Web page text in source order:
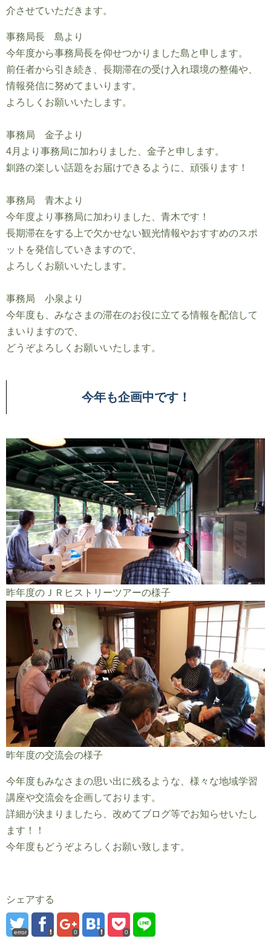
介させていただきます。
事務局長 島より
今年度から事務局長を仰せつかりました島と申します。
前任者から引き続き、長期滞在の受け入れ環境の整備や、
情報発信に努めてまいります。
よろしくお願いいたします。
事務局 金子より
4月より事務局に加わりました、金子と申します。
釧路の楽しい話題をお届けできるように、頑張ります！
事務局 青木より
今年度より事務局に加わりました、青木です！
長期滞在をする上で欠かせない観光情報やおすすめのスポ
ットを発信していきますので、
よろしくお願いいたします。
事務局 小泉より
今年度も、みなさまの滞在のお役に立てる情報を配信して
まいりますので、
どうぞよろしくお願いいたします。
今年も企画中です！
昨年度のＪＲヒストリーツアーの様子
昨年度の交流会の様子
今年度もみなさまの思い出に残るような、様々な地域学習
講座や交流会を企画しております。
詳細が決まりましたら、改めてブログ等でお知らせいたし
ます！！
今年度もどうぞよろしくお願い致します。
シェアする
error 0 0